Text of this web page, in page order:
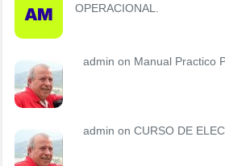
OPERACIONAL.
admin on Manual Practico
admin on CURSO DE